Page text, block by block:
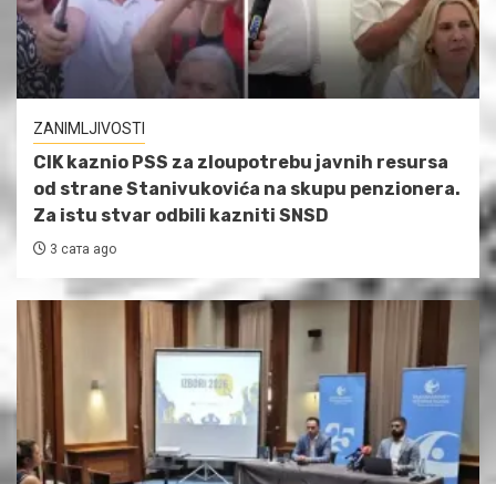
ZANIMLJIVOSTI
CIK kaznio PSS za zloupotrebu javnih resursa
od strane Stanivukovića na skupu penzionera.
Za istu stvar odbili kazniti SNSD
3 сата ago